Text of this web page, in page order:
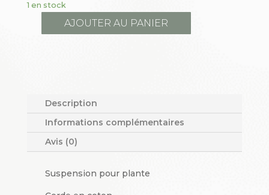
1 en stock
AJOUTER AU PANIER
Description
Informations complémentaires
Avis (0)
Suspension pour plante